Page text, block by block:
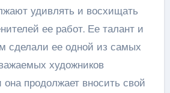
удивлять и восхищать
ее работ. Ее талант и
сделали ее одной из самых
художников
она продолжает вносить свой